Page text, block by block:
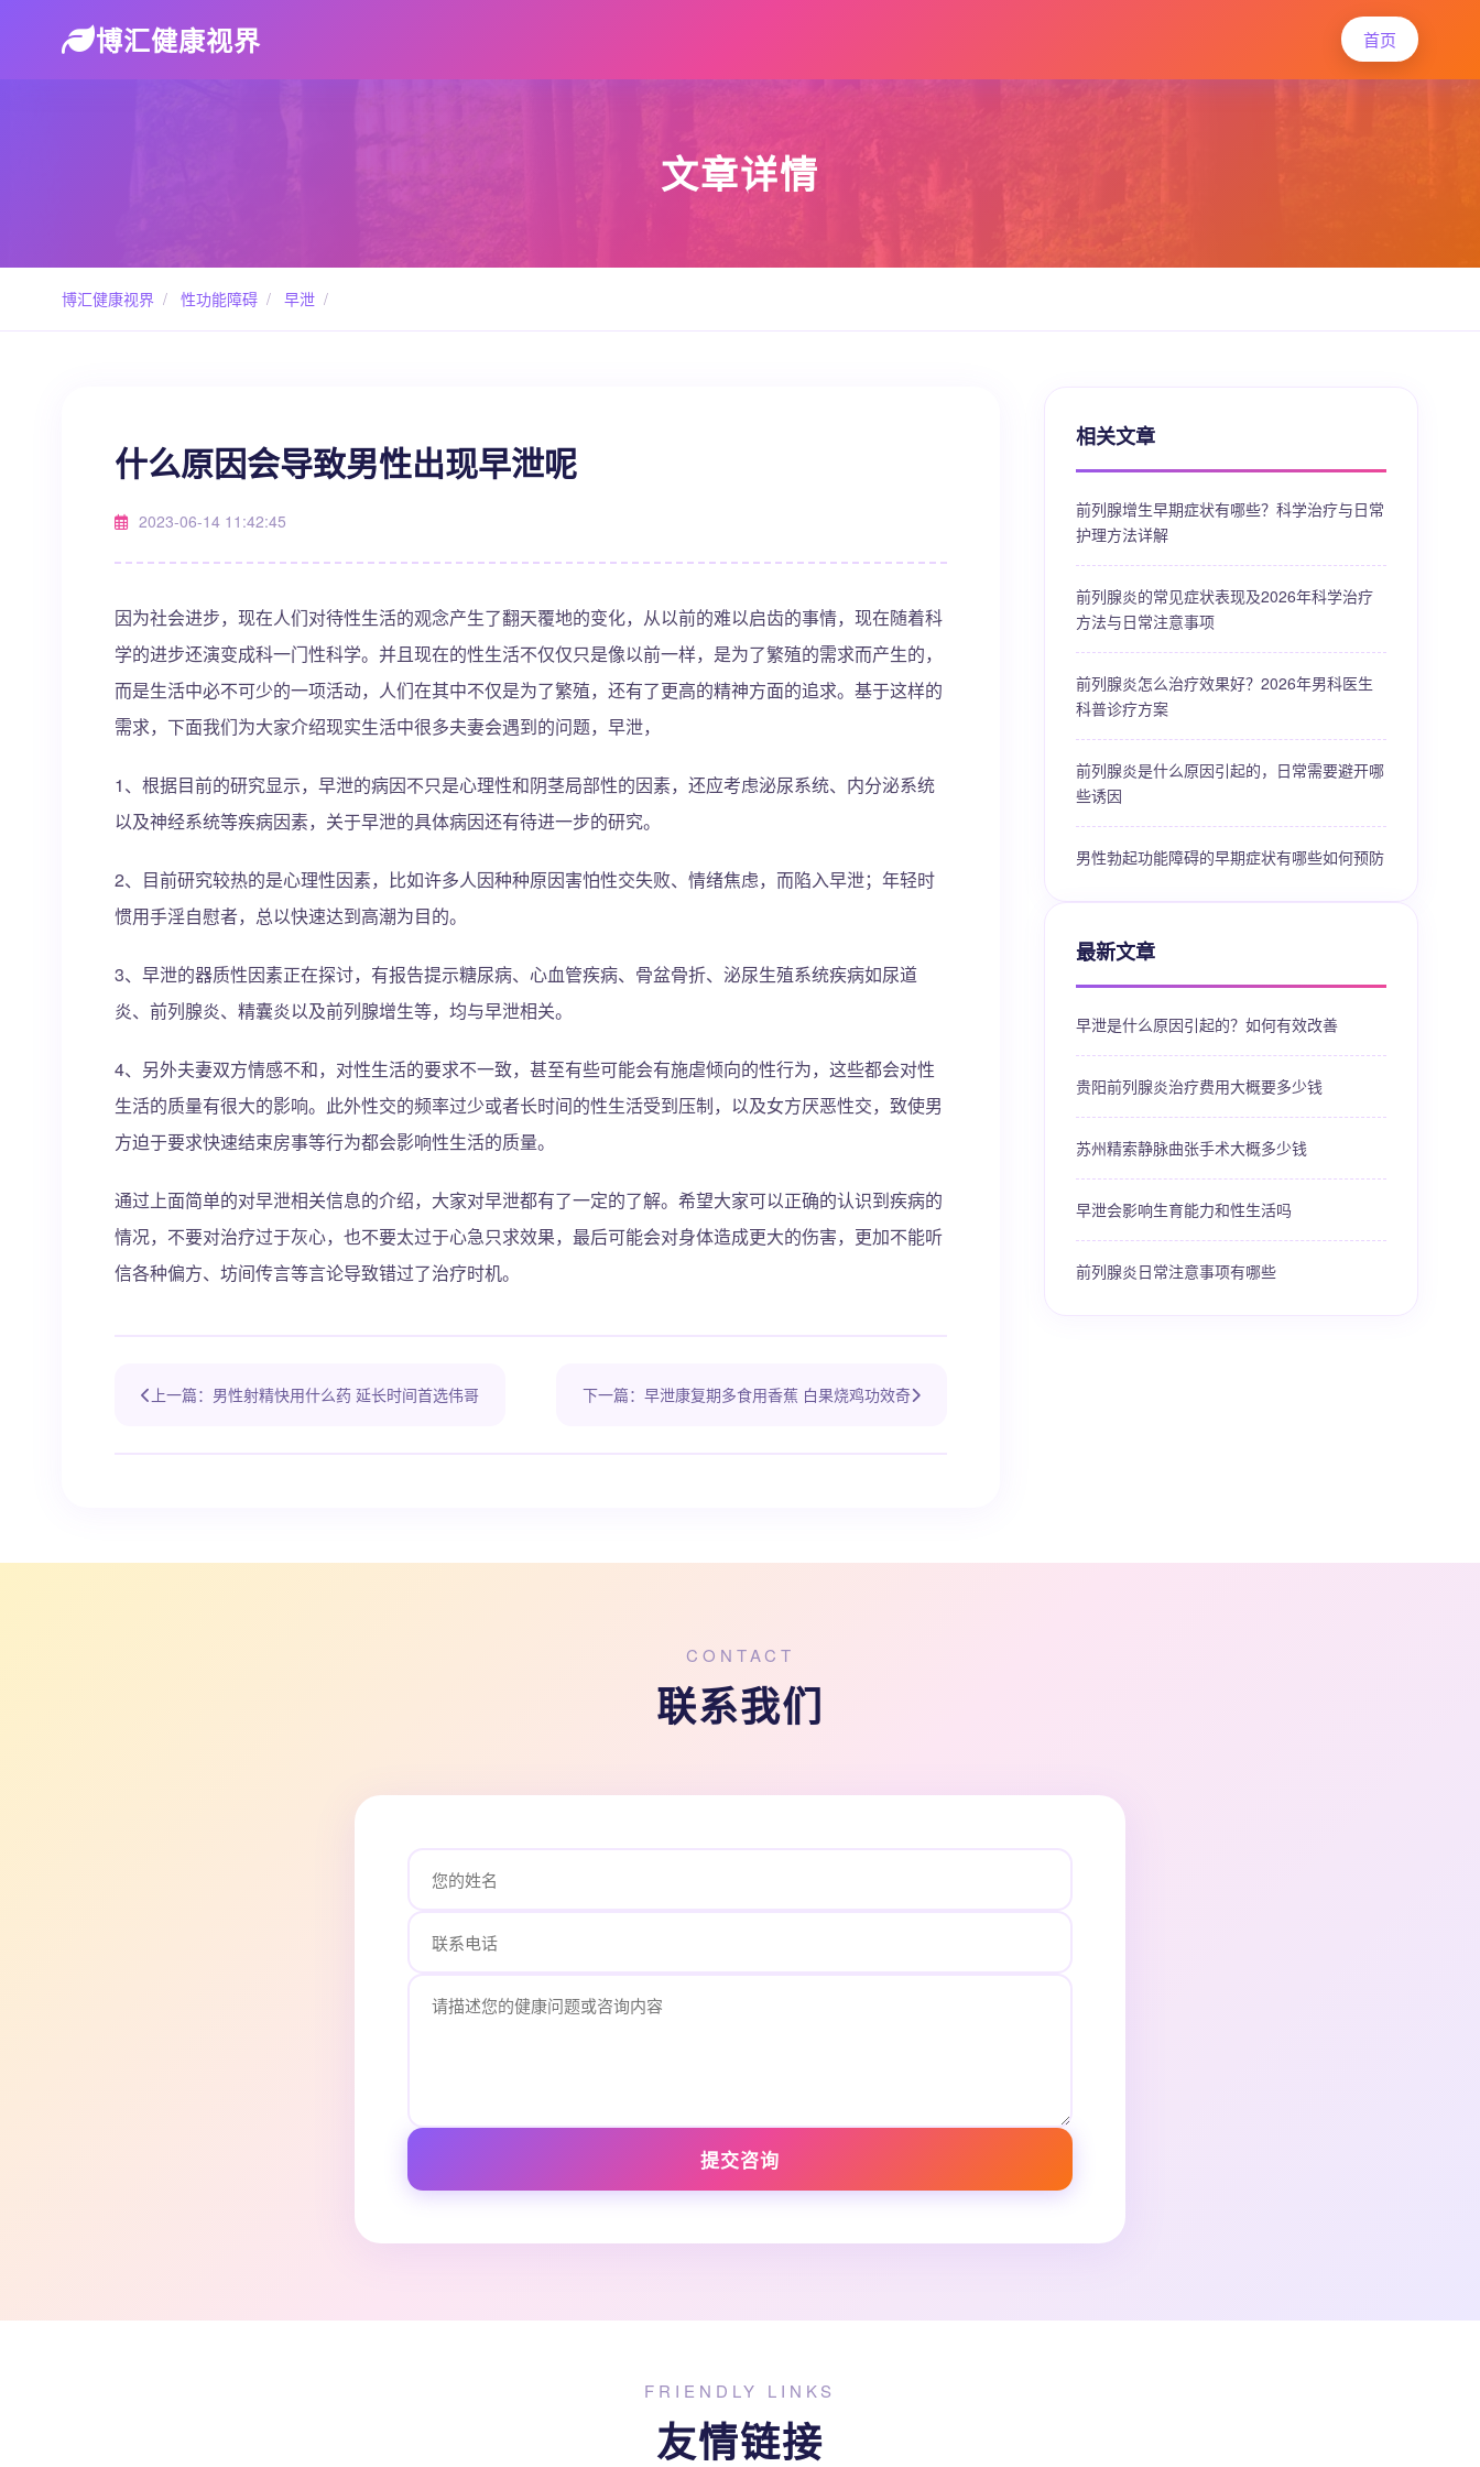
博汇健康视界 首页
文章详情
博汇健康视界 / 性功能障碍 / 早泄 /
什么原因会导致男性出现早泄呢
2023-06-14 11:42:45
因为社会进步，现在人们对待性生活的观念产生了翻天覆地的变化，从以前的难以启齿的事情，现在随着科
学的进步还演变成科一门性科学。并且现在的性生活不仅仅只是像以前一样，是为了繁殖的需求而产生的，
而是生活中必不可少的一项活动，人们在其中不仅是为了繁殖，还有了更高的精神方面的追求。基于这样的
需求，下面我们为大家介绍现实生活中很多夫妻会遇到的问题，早泄，
1、根据目前的研究显示，早泄的病因不只是心理性和阴茎局部性的因素，还应考虑泌尿系统、内分泌系统
以及神经系统等疾病因素，关于早泄的具体病因还有待进一步的研究。
2、目前研究较热的是心理性因素，比如许多人因种种原因害怕性交失败、情绪焦虑，而陷入早泄；年轻时
惯用手淫自慰者，总以快速达到高潮为目的。
3、早泄的器质性因素正在探讨，有报告提示糖尿病、心血管疾病、骨盆骨折、泌尿生殖系统疾病如尿道
炎、前列腺炎、精囊炎以及前列腺增生等，均与早泄相关。
4、另外夫妻双方情感不和，对性生活的要求不一致，甚至有些可能会有施虐倾向的性行为，这些都会对性
生活的质量有很大的影响。此外性交的频率过少或者长时间的性生活受到压制，以及女方厌恶性交，致使男
方迫于要求快速结束房事等行为都会影响性生活的质量。
通过上面简单的对早泄相关信息的介绍，大家对早泄都有了一定的了解。希望大家可以正确的认识到疾病的
情况，不要对治疗过于灰心，也不要太过于心急只求效果，最后可能会对身体造成更大的伤害，更加不能听
信各种偏方、坊间传言等言论导致错过了治疗时机。
上一篇：男性射精快用什么药 延长时间首选伟哥 下一篇：早泄康复期多食用香蕉 白果烧鸡功效奇
相关文章
前列腺增生早期症状有哪些？科学治疗与日常
护理方法详解
前列腺炎的常见症状表现及2026年科学治疗
方法与日常注意事项
前列腺炎怎么治疗效果好？2026年男科医生
科普诊疗方案
前列腺炎是什么原因引起的，日常需要避开哪
些诱因
男性勃起功能障碍的早期症状有哪些如何预防
最新文章
早泄是什么原因引起的？如何有效改善
贵阳前列腺炎治疗费用大概要多少钱
苏州精索静脉曲张手术大概多少钱
早泄会影响生育能力和性生活吗
前列腺炎日常注意事项有哪些
CONTACT
联系我们
提交咨询
FRIENDLY LINKS
友情链接